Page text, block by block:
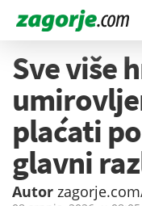
Sve više
plaćati
glavni
Autor